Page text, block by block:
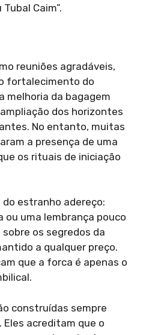
Caim”.
reuniões agradáveis,
fortalecimento do
melhoria da bagagem
dos horizontes
No entanto, muitas
a presença de uma
os rituais de iniciação
estranho adereço:
ou uma lembrança pouco
os segredos da
a qualquer preço.
que a forca é apenas o
construídas sempre
acreditam que o